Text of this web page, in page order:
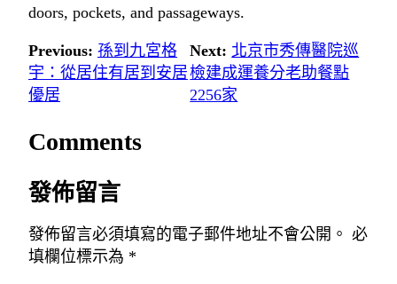
doors, pockets, and passageways.
Previous: 孫到九宮格
宇：從居住有居到安居
優居
Next: 北京市秀傳醫院巡
檢建成運養分老助餐點
2256家
Comments
發佈留言
發佈留言必須填寫的電子郵件地址不會公開。 必
填欄位標示為 *